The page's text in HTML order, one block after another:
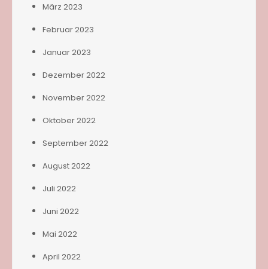
März 2023
Februar 2023
Januar 2023
Dezember 2022
November 2022
Oktober 2022
September 2022
August 2022
Juli 2022
Juni 2022
Mai 2022
April 2022